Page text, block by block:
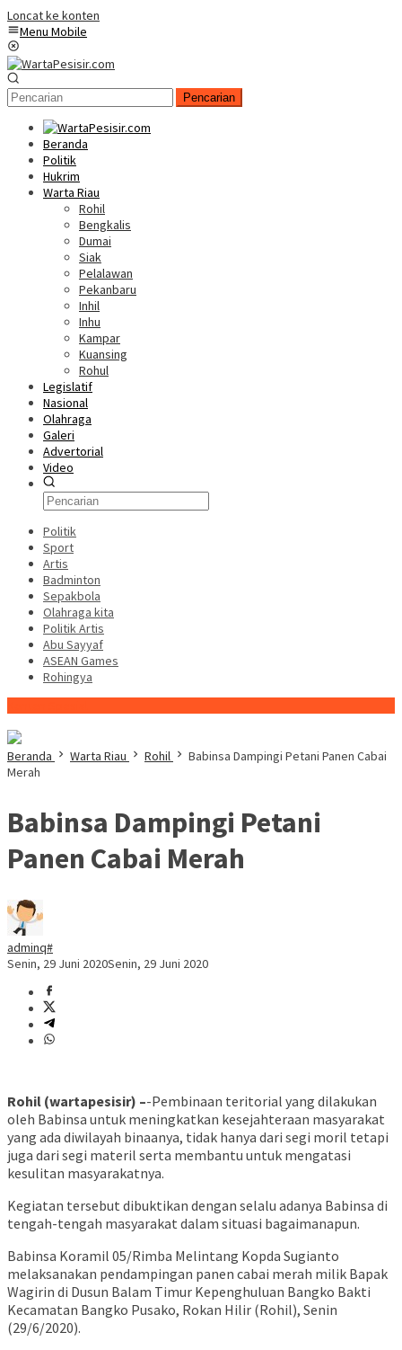
Loncat ke konten
Menu Mobile
Pencarian
Beranda
Politik
Hukrim
Warta Riau
Rohil
Bengkalis
Dumai
Siak
Pelalawan
Pekanbaru
Inhil
Inhu
Kampar
Kuansing
Rohul
Legislatif
Nasional
Olahraga
Galeri
Advertorial
Video
Politik
Sport
Artis
Badminton
Sepakbola
Olahraga kita
Politik Artis
Abu Sayyaf
ASEAN Games
Rohingya
Beranda Warta Riau Rohil
Babinsa Dampingi Petani Panen Cabai
Merah
Babinsa Dampingi Petani
Panen Cabai Merah
adminq#
Senin, 29 Juni 2020Senin, 29 Juni 2020
Rohil (wartapesisir) –-Pembinaan teritorial yang dilakukan
oleh Babinsa untuk meningkatkan kesejahteraan masyarakat
yang ada diwilayah binaanya, tidak hanya dari segi moril tetapi
juga dari segi materil serta membantu untuk mengatasi
kesulitan masyarakatnya.
Kegiatan tersebut dibuktikan dengan selalu adanya Babinsa di
tengah-tengah masyarakat dalam situasi bagaimanapun.
Babinsa Koramil 05/Rimba Melintang Kopda Sugianto
melaksanakan pendampingan panen cabai merah milik Bapak
Wagirin di Dusun Balam Timur Kepenghuluan Bangko Bakti
Kecamatan Bangko Pusako, Rokan Hilir (Rohil), Senin
(29/6/2020).